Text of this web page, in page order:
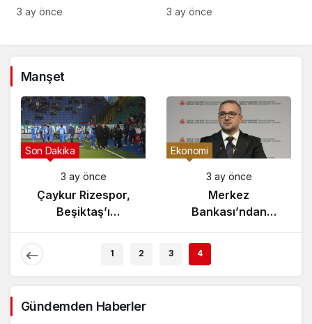
3 ay önce 3 ay önce
Manşet
Son Dakika
3 ay önce
Çaykur Rizespor,
Beşiktaş’ı
Ağırlıyor!
Ekonomi
3 ay önce
Merkez
Bankası’ndan
Enflasyon Raporu
Açıklaması
1 2 3 4
Gündemden Haberler